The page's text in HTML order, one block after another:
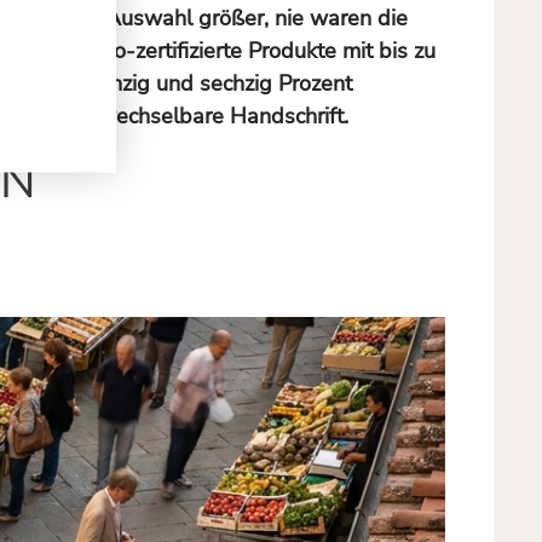
war die Auswahl größer, nie waren die
einmal Bio-zertifizierte Produkte mit bis zu
zwanzig und sechzig Prozent
unverwechselbare Handschrift.